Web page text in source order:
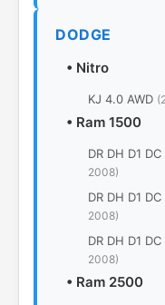
DODGE
• Nitro
KJ 4.0 AWD
• Ram 1500
DR DH D1
2008)
DR DH D1
2008)
DR DH D1
2008)
• Ram 2500